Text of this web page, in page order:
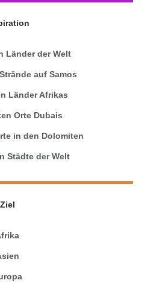
Länder der Welt
auf Samos
Länder Afrikas
Orte Dubais
in den Dolomiten
Städte der Welt
Ziel